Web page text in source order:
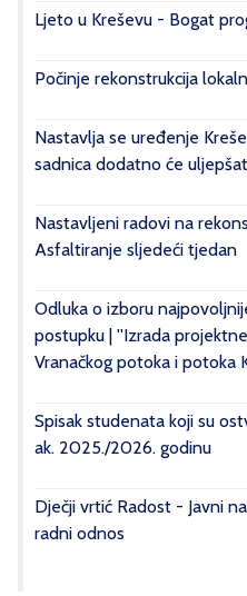
Ljeto u Kreševu - Bogat
Počinje rekonstrukcija
Nastavlja se uređenje
sadnica dodatno će
Nastavljeni radovi na
Asfaltiranje sljedeći tjedan
Odluka o izboru
postupku | ''Izrada
Vranačkog potoka i potoka
Spisak studenata koji su
ak. 2025./2026. godinu
Dječji vrtić Radost - Javni
radni odnos